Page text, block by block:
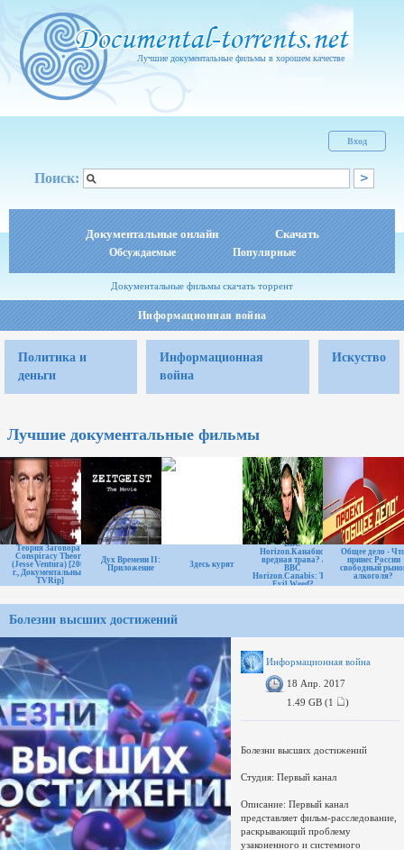
Лучшие документальные фильмы в хорошем качестве
Вход
Поиск:
Документальные онлайн Скачать
Обсуждаемые Популярные
Документальные фильмы скачать торрент
Информационная война
Политика и
деньги
Информационная
война
Искуство
Лучшие документальные фильмы
Теория Заговора /
Conspiracy Theory
(Jesse Ventura) [2009
г., Документальный,
TVRip]
Дух Времени II:
Приложение
Здесь курят
ВВС
Horizon.Канабис:
вредная трава? /
BBC
Horizon.Canabis: The
Evil Weed?
Общее дело -
принес России
свободный
алкоголя?
Болезни высших достижений
Информационная война
18 Апр. 2017
1.49 GB (1
)
Болезни высших достижений
Студия: Первый канал
Описание: Первый канал
представляет фильм-расследование,
раскрывающий проблему
узаконенного и системного